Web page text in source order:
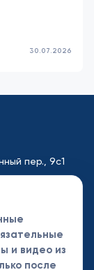
30.07.2026
пер., 9с1
Контакты
и видео из
после